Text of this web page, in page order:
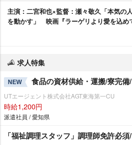
主演：二宮和也×監督：瀬々敬久「本気の
を動かす」 映画『ラーゲリより愛を込め
求人特集
NEW 食品の資材供給・運搬/寮完
UTエージェント株式会社AGT東海第一CU
時給1,200円
派遣社員 / 愛知県
「福祉調理スタッフ」調理師免許必